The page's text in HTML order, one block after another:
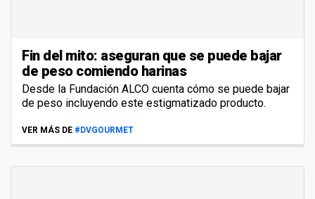
Fin del mito: aseguran que se puede bajar
de peso comiendo harinas
Desde la Fundación ALCO cuenta cómo se puede bajar
de peso incluyendo este estigmatizado producto.
VER MÁS DE #DVGOURMET